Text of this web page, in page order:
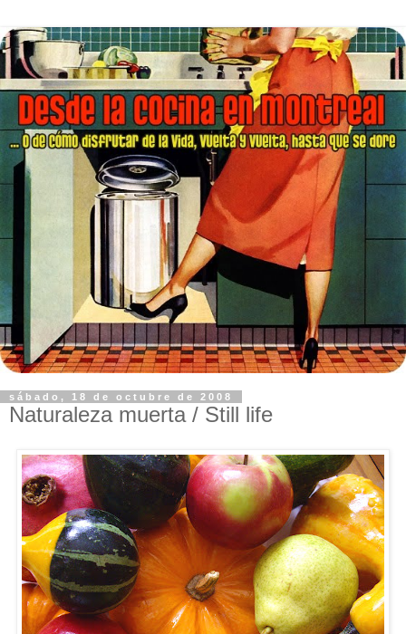
sábado, 18 de octubre de 2008
Naturaleza muerta / Still life